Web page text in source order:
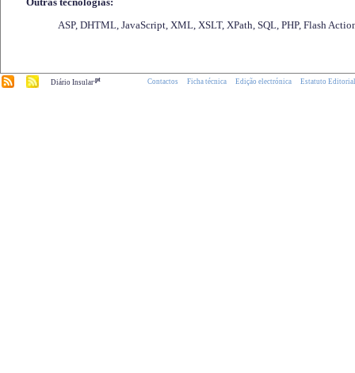
ASP, DHTML, JavaScript, XML, XSLT, XPath, SQL, PHP, Flash
Diário Insular.pt Contactos Ficha técnica Edição electrónica Estatuto Editorial